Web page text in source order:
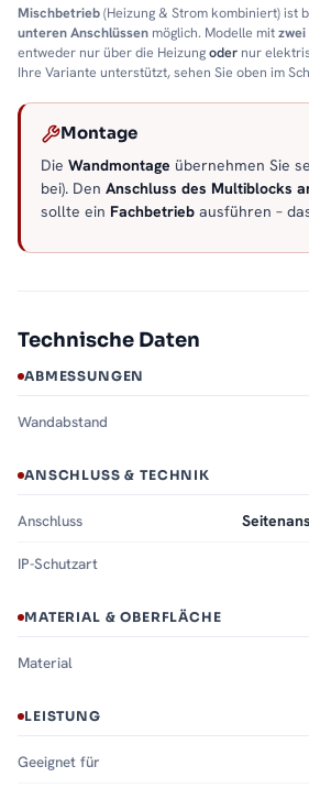
Mischbetrieb(Heizung & Strom kombiniert) ist
unteren Anschlüssen möglich. Modelle mitzwei
entweder nur über die Heizungoder nur
Ihre Variante unterstützt, sehen Sie oben im
Montage
Die Wandmontage übernehmen Sie
bei). Den Anschluss des Multiblocks
sollte ein Fachbetrieb ausführen –
Technische Daten
ABMESSUNGEN
Wandabstand
ANSCHLUSS & TECHNIK
Anschluss
IP-Schutzart
MATERIAL & OBERFLÄCHE
Material
LEISTUNG
Geeignet für